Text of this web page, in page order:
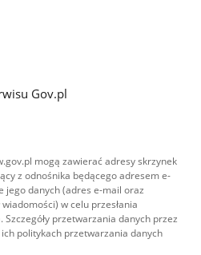
Gov.pl
mogą zawierać adresy skrzynek
z odnośnika będącego adresem e-
jego danych (adres e-mail oraz
w celu przesłania
przetwarzania danych przez
politykach przetwarzania danych